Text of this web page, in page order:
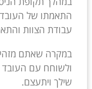
התאמתו של העובד
עבודת הצוות
במקרה שאתם
ולשוחח עם
שילך ויתעצם.